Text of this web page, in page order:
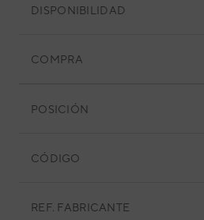
DISPONIBILIDAD
COMPRA
POSICIÓN
CÓDIGO
REF. FABRICANTE